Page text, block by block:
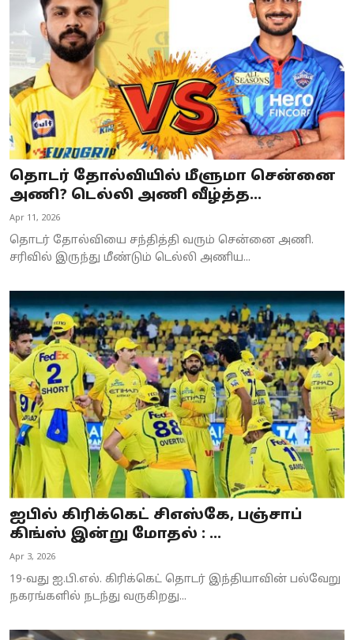
தொடர் தோல்வியில் மீளுமா சென்னை
அணி? டெல்லி அணி வீழ்த்த...
Apr 11, 2026
தொடர் தோல்வியை சந்தித்தி வரும் சென்னை அணி.
சரிவில் இருந்து மீண்டும் டெல்லி அணிய...
ஐபில் கிரிக்கெட் சிஎஸ்கே, பஞ்சாப்
கிங்ஸ் இன்று மோதல் : ...
Apr 3, 2026
19-வது ஐ.பி.எல். கிரிக்கெட் தொடர் இந்தியாவின் பல்வேறு
நகரங்களில் நடந்து வருகிறது...